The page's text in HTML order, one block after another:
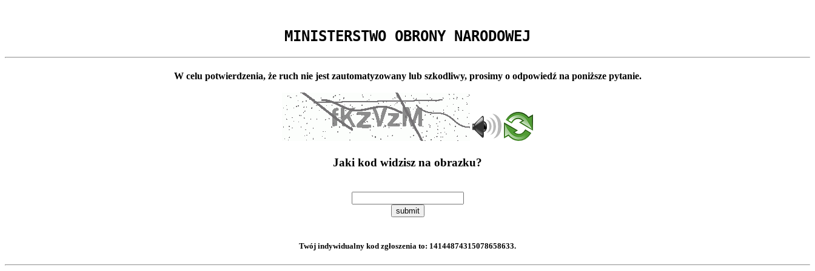
MINISTERSTWO OBRONY NARODOWEJ
W celu potwierdzenia, że ruch nie jest zautomatyzowany lub szkodliwy, prosimy o odpowiedź na poniższe pytanie.
Jaki kod widzisz na obrazku?
submit
Twój indywidualny kod zgłoszenia to: 14144874315078658633.